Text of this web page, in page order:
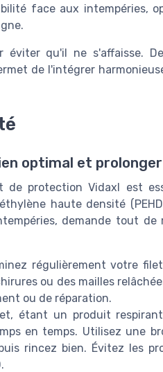
face aux intempéries,
éviter qu'il ne s'affaisse.
de l'intégrer
optimal et
de protection Vidaxl est
haute densité
demande tout de
régulièrement votre
ou des mailles
ou de réparation.
étant un produit
en temps. Utilisez une
rincez bien. Évitez les